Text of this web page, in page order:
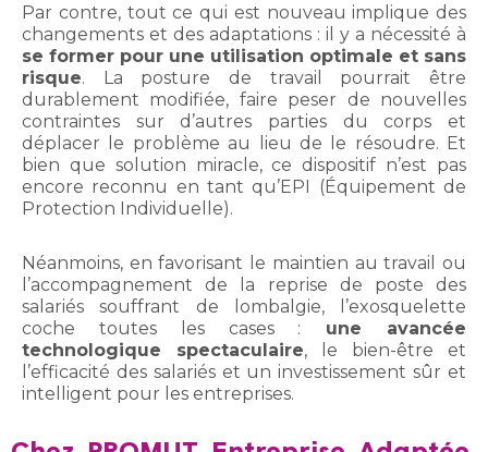
Par contre, tout ce qui est nouveau implique des
changements et des adaptations : il y a nécessité à
se former pour une utilisation optimale et sans
risque. La posture de travail pourrait être
durablement modifiée, faire peser de nouvelles
contraintes sur d’autres parties du corps et
déplacer le problème au lieu de le résoudre. Et
bien que solution miracle, ce dispositif n’est pas
encore reconnu en tant qu’EPI (Équipement de
Protection Individuelle).
Néanmoins, en favorisant le maintien au travail ou
l’accompagnement de la reprise de poste des
salariés souffrant de lombalgie, l’exosquelette
coche toutes les cases : une avancée
technologique spectaculaire, le bien-être et
l’efficacité des salariés et un investissement sûr et
intelligent pour les entreprises.